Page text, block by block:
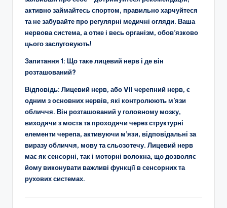
активно займайтесь спортом, правильно харчуйтеся
та не забувайте про регулярні медичні огляди. Ваша
нервова система, а отже і весь організм, обов’язково
цього заслуговують!
Запитання 1: Що таке лицевий нерв і де він
розташований?
Відповідь: Лицевий нерв, або VII черепний нерв, є
одним з основних нервів, які контролюють м’язи
обличчя. Він розташований у головному мозку,
виходячи з моста та проходячи через структурні
елементи черепа, активуючи м’язи, відповідальні за
виразу обличчя, мову та сльозотечу. Лицевий нерв
має як сенсорні, так і моторні волокна, що дозволяє
йому виконувати важливі функції в сенсорних та
рухових системах.